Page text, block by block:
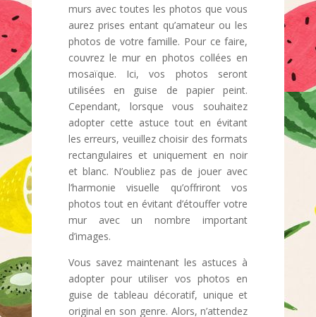
murs avec toutes les photos que vous
aurez prises entant qu’amateur ou les
photos de votre famille. Pour ce faire,
couvrez le mur en photos collées en
mosaïque. Ici, vos photos seront
utilisées en guise de papier peint.
Cependant, lorsque vous souhaitez
adopter cette astuce tout en évitant
les erreurs, veuillez choisir des formats
rectangulaires et uniquement en noir
et blanc. N’oubliez pas de jouer avec
l’harmonie visuelle qu’offriront vos
photos tout en évitant d’étouffer votre
mur avec un nombre important
d’images.
Vous savez maintenant les astuces à
adopter pour utiliser vos photos en
guise de tableau décoratif, unique et
original en son genre. Alors, n’attendez